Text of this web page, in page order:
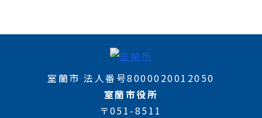
室蘭市 法人番号8000020012050
室蘭市役所
〒051-8511